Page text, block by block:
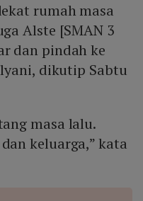
rumah masa
Alste [SMAN 3
dan pindah ke
dikutip Sabtu
masa lalu.
keluarga,” kata